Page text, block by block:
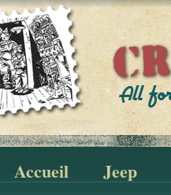
Accueil Jeep